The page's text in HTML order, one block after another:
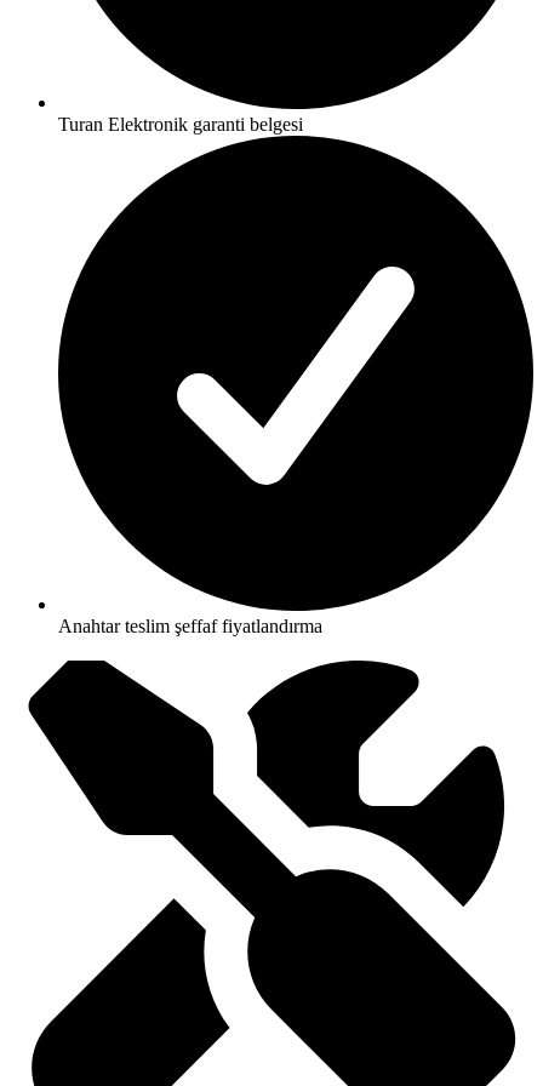
Turan Elektronik garanti belgesi
Anahtar teslim şeffaf fiyatlandırma